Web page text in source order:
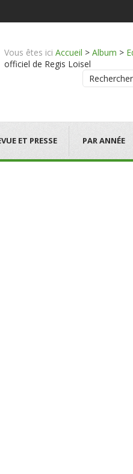
Vous êtes ici Accueil > Album >
officiel de Regis Loisel
Rechercher
ET PRESSE PAR ANNÉE